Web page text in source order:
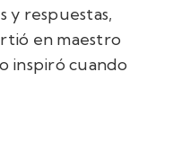
y respuestas,
en maestro
inspiró cuando